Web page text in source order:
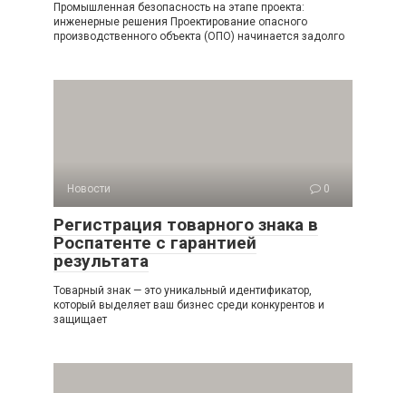
Промышленная безопасность на этапе проекта:
инженерные решения Проектирование опасного
производственного объекта (ОПО) начинается задолго
Новости 0
Регистрация товарного знака в
Роспатенте с гарантией
результата
Товарный знак — это уникальный идентификатор,
который выделяет ваш бизнес среди конкурентов и
защищает